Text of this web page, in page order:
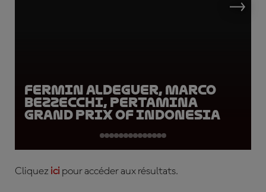
Fermin Aldeguer, Marco
Bezzecchi, Pertamina
Grand Prix of Indonesia
Cliquez ici pour accéder aux résultats.